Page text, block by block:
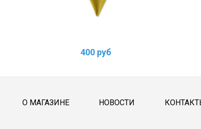
400 руб
О МАГАЗИНЕ НОВОСТИ